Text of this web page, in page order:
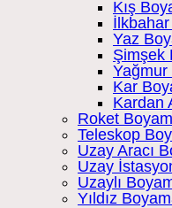
Kış
İlkbahar
Yaz
Şimşek
Yağmur
Kar
Kardan
Roket
Teleskop
Uzay Aracı
Uzay
Uzaylı
Yıldız